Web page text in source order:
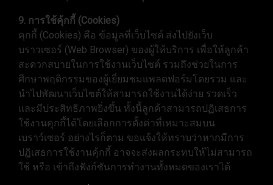
9. การใช้คุ้กกี้ (Cookies)
คุกกี้ (Cookies) คือ ข้อมูลที่เว็บไซต์ ส่งไปยังเว็บ
บราวเซอร์ (Web Browser) ของผู้ให้บริการ เพื่อให้ลูกค้า
สะดวกสบายในการใช้งานเว็บไซต์ รวมถึงช่วยในการ
ศึกษาพฤติกรรมของผู้เยี่ยมชมแพลตฟอร์มโดยรวม และ
นำไปพัฒนาเว็บไซต์ให้สามารถใช้งานได้ง่าย รวดเร็ว
และมีประสิทธิภาพยิ่งขึ้น ทั้งนี้ลูกค้าสามารถปฏิเสธการ
ใช้งานคุกกี้ได้โดยเลือกการตั้งค่าที่เหมาะสมบน
เบราว์เซอร์ อย่างไรก็ตาม ขอแจ้งให้ทราบว่าหากมีการ
ปฏิเสธการใช้งานคุ้กกี้ อาจจะส่งผลกระทบให้ไม่สามารถ
ใช้ หรือ เข้าถึงฟังก์ชันการทำงานทั้งหมดของเราได้